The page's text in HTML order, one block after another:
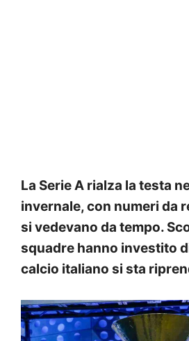
La Serie A rialza la testa
invernale, con numeri da
si vedevano da tempo.
squadre hanno investito
calcio italiano si sta